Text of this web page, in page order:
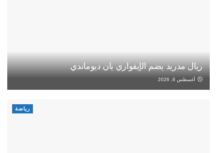
ريال مدريد يضم الإيفواري يان ديوماندي
أغسطس 6, 2026
رياضة